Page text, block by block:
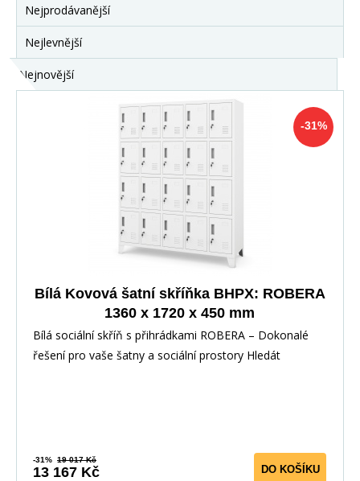
Nejprodávanější
Nejlevnější
Nejnovější
-31%
Bílá Kovová šatní skříňka BHPX: ROBERA
1360 x 1720 x 450 mm
Bílá sociální skříň s přihrádkami ROBERA – Dokonalé
řešení pro vaše šatny a sociální prostory Hledát
-31% 19 017 Kč
13 167 Kč DO KOŠÍKU